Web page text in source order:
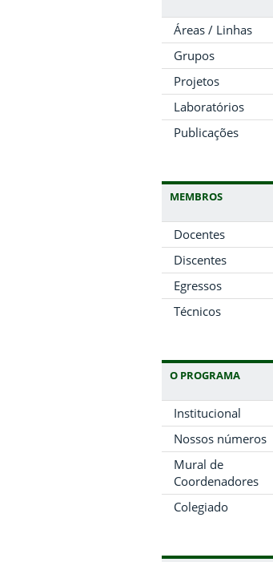
Áreas / Linhas
Grupos
Projetos
Laboratórios
Publicações
MEMBROS
Docentes
Discentes
Egressos
Técnicos
O PROGRAMA
Institucional
Nossos números
Mural de
Coordenadores
Colegiado